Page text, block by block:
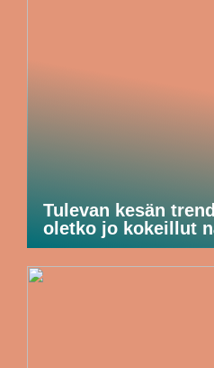
Tulevan kesän
oletko jo kokeillut